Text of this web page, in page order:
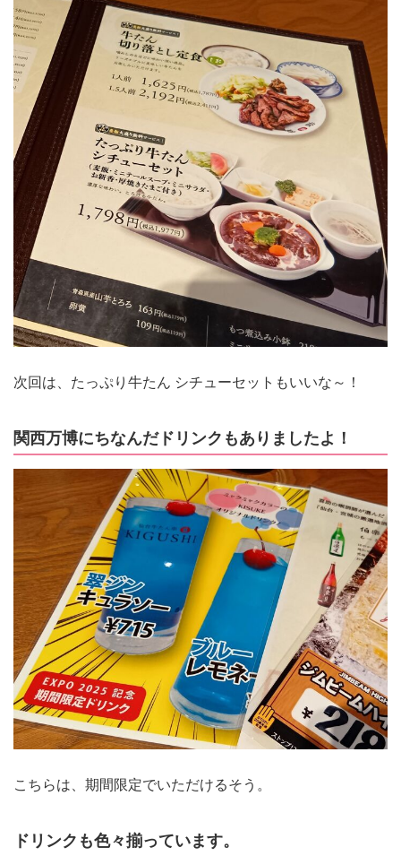
次回は、たっぷり牛たん シチューセットもいいな～！
関西万博にちなんだドリンクもありましたよ！
こちらは、期間限定でいただけるそう。
ドリンクも色々揃っています。